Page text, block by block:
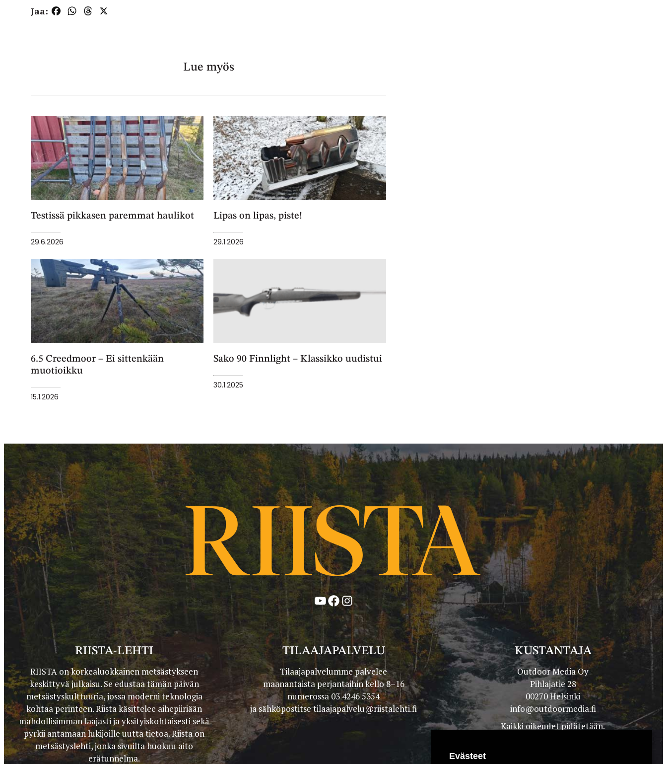
Jaa: FacebookWhatsApp
Threads
Lue myös
Testissä pikkasen paremmat haulikot
29.6.2026
Lipas on lipas, piste!
29.1.2026
6.5 Creedmoor – Ei sittenkään
muotioikku
15.1.2026
Sako 90 Finnlight – Klassikko uudistui
30.1.2025
YouTube
Facebook
Instagram
RIISTA-LEHTI
RIISTA on korkealuokkainen metsästykseen
keskittyvä julkaisu. Se edustaa tämän päivän
metsästyskulttuuria, jossa moderni teknologia
kohtaa perinteen. Riista käsittelee aihepiiriään
mahdollisimman laajasti ja yksityiskohtaisesti sekä
pyrkii antamaan lukijoille uutta tietoa. Riista on
metsästyslehti, jonka sivuilta huokuu aito
erätunnelma.
TILAAJAPALVELU
Tilaajapalvelumme palvelee
maanantaista perjantaihin kello 8–16
numerossa 03 4246 5354
ja sähköpostitsetilaajapalvelu@riistalehti.fi
KUSTANTAJA
Outdoor Media Oy
Pihlajatie 28
00270 Helsinki
info@outdoormedia.fi
Kaikki oikeudet pidätetään.
Evästeet